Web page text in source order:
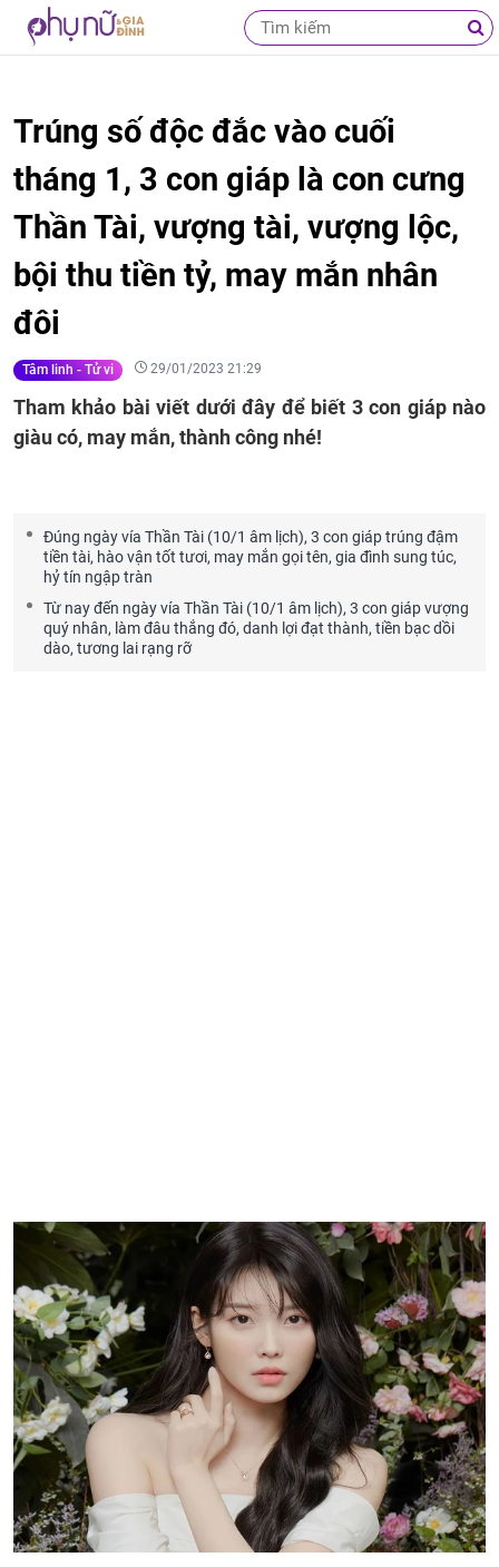
Trúng số độc đắc vào cuối
tháng 1, 3 con giáp là con cưng
Thần Tài, vượng tài, vượng lộc,
bội thu tiền tỷ, may mắn nhân
đôi
Tâm linh - Tử vi 29/01/2023 21:29
Tham khảo bài viết dưới đây để biết 3 con giáp nào
giàu có, may mắn, thành công nhé!
Đúng ngày vía Thần Tài (10/1 âm lịch), 3 con giáp trúng đậm
tiền tài, hào vận tốt tươi, may mắn gọi tên, gia đình sung túc,
hỷ tín ngập tràn
Từ nay đến ngày vía Thần Tài (10/1 âm lịch), 3 con giáp vượng
quý nhân, làm đâu thắng đó, danh lợi đạt thành, tiền bạc dồi
dào, tương lai rạng rỡ